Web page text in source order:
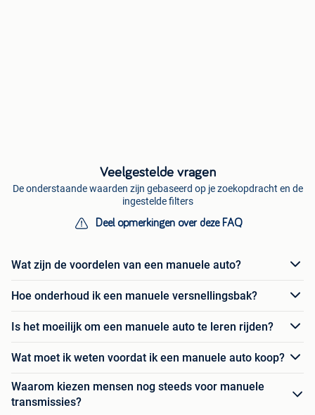
Veelgestelde vragen
De onderstaande waarden zijn gebaseerd op je zoekopdracht en de
ingestelde filters
Deel opmerkingen over deze FAQ
Wat zijn de voordelen van een manuele auto?
Hoe onderhoud ik een manuele versnellingsbak?
Is het moeilijk om een manuele auto te leren rijden?
Wat moet ik weten voordat ik een manuele auto koop?
Waarom kiezen mensen nog steeds voor manuele
transmissies?